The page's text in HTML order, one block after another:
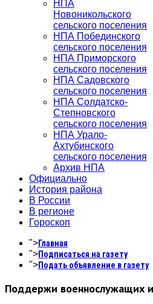
НПА
Новоникольского
сельского поселения
НПА Побединского
сельского поселения
НПА Приморского
сельского поселения
НПА Садовского
сельского поселения
НПА Солдатско-
Степновского
сельского поселения
НПА Урало-
Ахтубинского
сельского поселения
Архив НПА
Официально
История района
В России
В регионе
Гороскоп
">Главная
">Подписаться на газету
">Подать объявление в газету
Поддержи военнослужащих